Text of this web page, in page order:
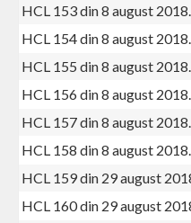
HCL 153 din 8 august
HCL 154 din 8 august
HCL 155 din 8 august
HCL 156 din 8 august
HCL 157 din 8 august
HCL 158 din 8 august
HCL 159 din 29 august
HCL 160 din 29 august